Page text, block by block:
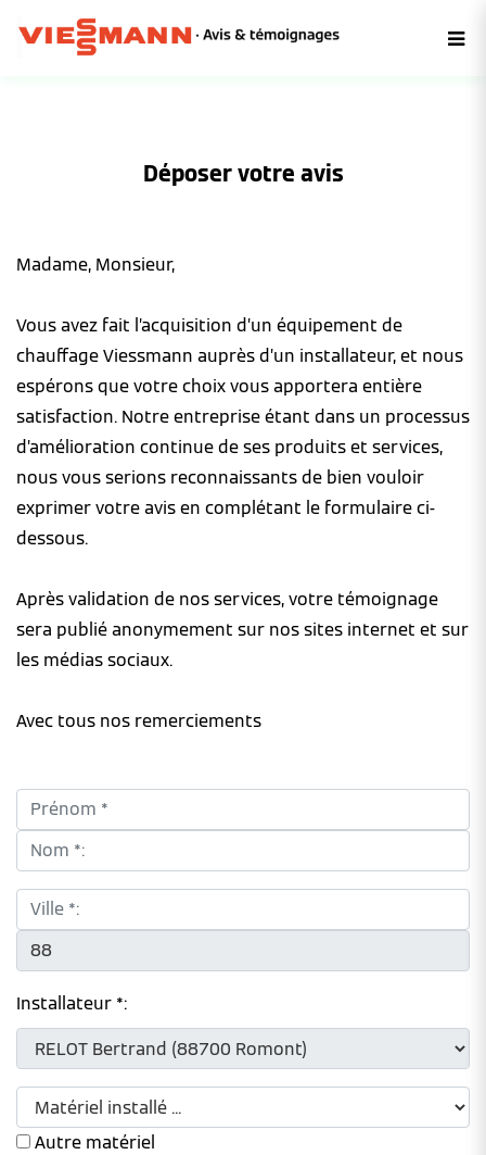
Déposer votre avis
Madame, Monsieur,
Vous avez fait l’acquisition d’un équipement de
chauffage Viessmann auprès d’un installateur, et nous
espérons que votre choix vous apportera entière
satisfaction. Notre entreprise étant dans un processus
d’amélioration continue de ses produits et services,
nous vous serions reconnaissants de bien vouloir
exprimer votre avis en complétant le formulaire ci-
dessous.
Après validation de nos services, votre témoignage
sera publié anonymement sur nos sites internet et sur
les médias sociaux.
Avec tous nos remerciements
Prénom *:
Nom *:
Ville *:
CP *:
Installateur *:
Autre matériel